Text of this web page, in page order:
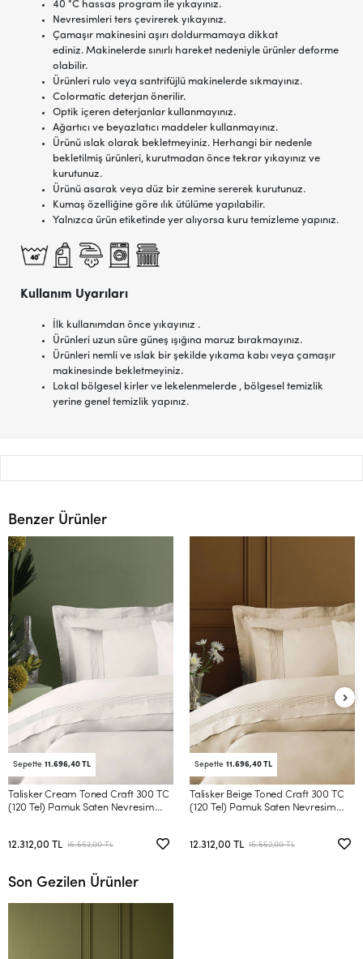
40 °C hassas program ile yıkayınız.
Nevresimleri ters çevirerek yıkayınız.
Çamaşır makinesini aşırı doldurmamaya dikkat
ediniz. Makinelerde sınırlı hareket nedeniyle ürünler deforme
olabilir.
Ürünleri rulo veya santrifüjlü makinelerde sıkmayınız.
Colormatic deterjan önerilir.
Optik içeren deterjanlar kullanmayınız.
Ağartıcı ve beyazlatıcı maddeler kullanmayınız.
Ürünü ıslak olarak bekletmeyiniz. Herhangi bir nedenle
bekletilmiş ürünleri, kurutmadan önce tekrar yıkayınız ve
kurutunuz.
Ürünü asarak veya düz bir zemine sererek kurutunuz.
Kumaş özelliğine göre ılık ütülüme yapılabilir.
Yalnızca ürün etiketinde yer alıyorsa kuru temizleme yapınız.
Kullanım Uyarıları
İlk kullanımdan önce yıkayınız .
Ürünleri uzun süre güneş ışığına maruz bırakmayınız.
Ürünleri nemli ve ıslak bir şekilde yıkama kabı veya çamaşır
makinesinde bekletmeyiniz.
Lokal bölgesel kirler ve lekelenmelerde , bölgesel temizlik
yerine genel temizlik yapınız.
Benzer Ürünler
Sepette 11.696,40 TL
Talisker Cream Toned Craft 300 TC
(120 Tel) Pamuk Saten Nevresim
12.312,00 TL 15.552,00 TL
Sepette 11.696,40 TL
Talisker Beige Toned Craft 300 TC
(120 Tel) Pamuk Saten Nevresim
12.312,00 TL 15.552,00 TL
Son Gezilen Ürünler